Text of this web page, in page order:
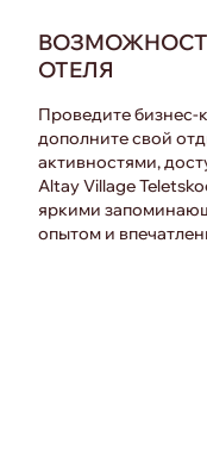
ОТЕЛЯ
Проведите
дополните свой
активностями,
Altay Village
яркими
опытом и